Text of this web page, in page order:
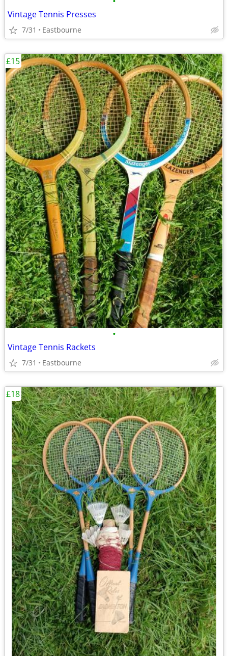
Vintage Tennis Presses
7/31 Eastbourne
•
Vintage Tennis Rackets
7/31 Eastbourne
£15
£18